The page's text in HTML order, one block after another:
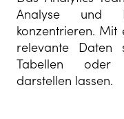
Analyse und
konzentrieren. Mit
relevante Daten
Tabellen oder
darstellen lassen.